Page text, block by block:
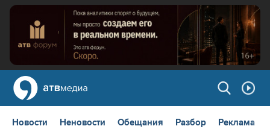
Новости Неновости Обещания Разбор Реклама